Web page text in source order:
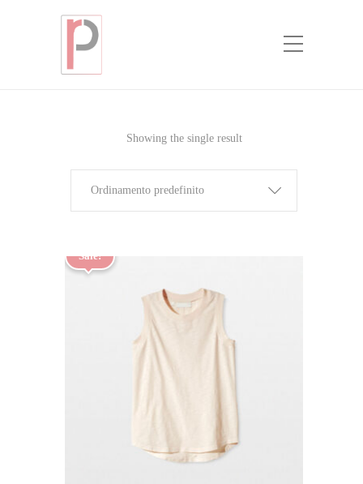
Accessories
Showing the single result
Ordinamento predefinito
Sale!